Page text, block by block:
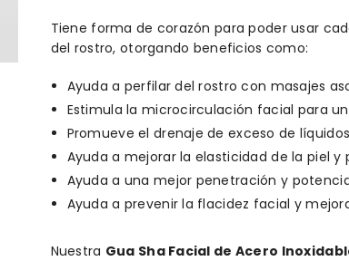
Tiene forma de corazón para poder usar
del rostro, otorgando beneficios como:
Ayuda a perfilar del rostro con masajes
Estimula la microcirculación facial para
Promueve el drenaje de exceso de
Ayuda a mejorar la elasticidad de la piel
Ayuda a una mejor penetración y
Ayuda a prevenir la flacidez facial y
Nuestra Gua Sha Facial de Acero